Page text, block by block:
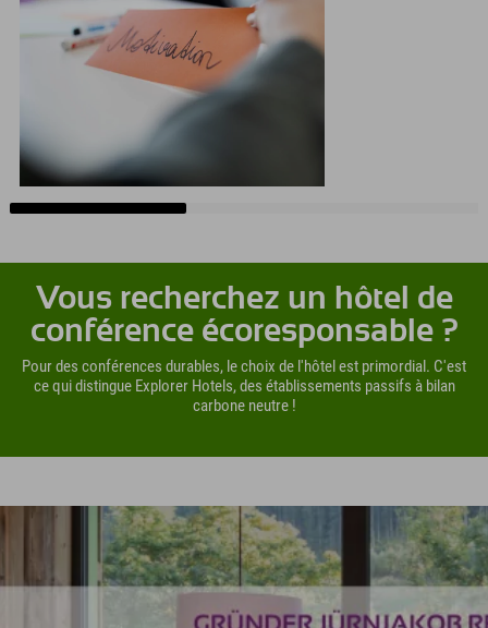
Vous recherchez un hôtel de
conférence écoresponsable ?
Pour des conférences durables, le choix de l'hôtel est primordial. C'est
ce qui distingue Explorer Hotels, des établissements passifs à bilan
carbone neutre !